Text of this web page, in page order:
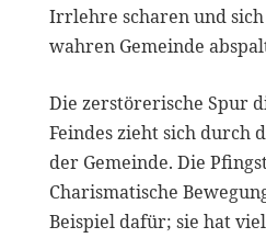
Irrlehre scharen und
wahren Gemeinde
Die zerstörerische Spur
Feindes zieht sich durch
der Gemeinde. Die
Charismatische
Beispiel dafür; sie hat